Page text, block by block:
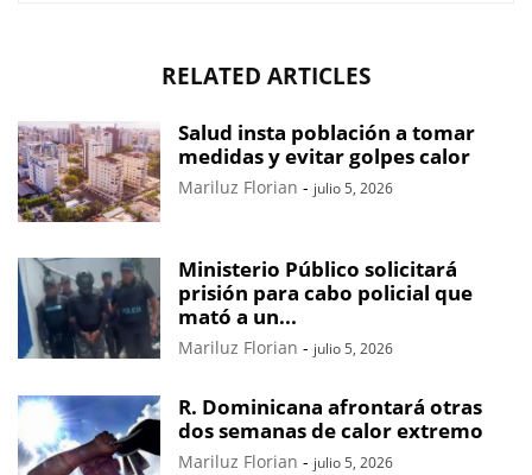
RELATED ARTICLES
Salud insta población a tomar
medidas y evitar golpes calor
Mariluz Florian - julio 5, 2026
Ministerio Público solicitará
prisión para cabo policial que
mató a un...
Mariluz Florian - julio 5, 2026
R. Dominicana afrontará otras
dos semanas de calor extremo
Mariluz Florian - julio 5, 2026